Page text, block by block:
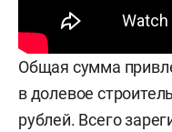
Общая сумма
в долевое
рублей. Всего